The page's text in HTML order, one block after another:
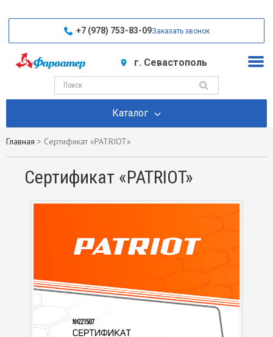
+7 (978) 753-83-09Заказать звонок
г. Севастополь
Каталог
Главная > Сертификат «PATRIOT»
Сертификат «PATRIOT»